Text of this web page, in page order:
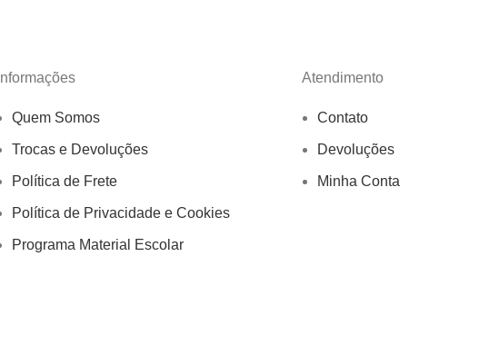
Informações
Quem Somos
Trocas e Devoluções
Política de Frete
Política de Privacidade e Cookies
Programa Material Escolar
Atendimento
Contato
Devoluções
Minha Conta